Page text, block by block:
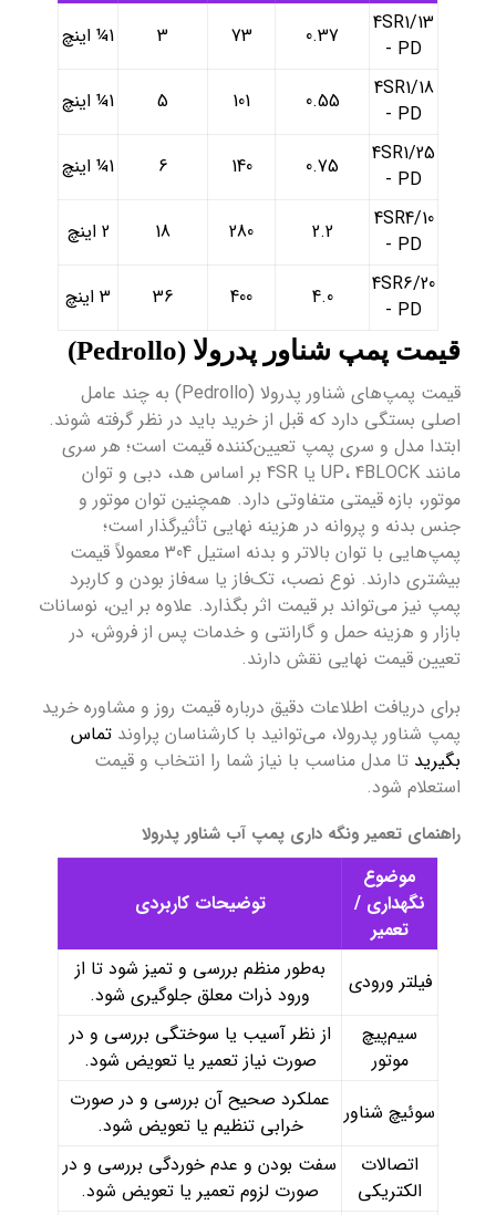
4SR1/13
- PD
0.37
73
3
1¼ اینچ
4SR1/18
- PD
0.55
101
5
1¼ اینچ
4SR1/25
- PD
0.75
140
6
1¼ اینچ
4SR4/10
- PD
2.2
280
18
2 اینچ
4SR6/20
- PD
4.0
400
36 3 اینچ
قیمت پمپ شناور پدرولا (Pedrollo)
قیمت پمپ‌های شناور پدرولا (Pedrollo) به چند عامل
اصلی بستگی دارد که قبل از خرید باید در نظر گرفته شوند.
ابتدا مدل و سری پمپ تعیین‌کننده قیمت است؛ هر سری
مانند UP، 4BLOCK یا 4SR بر اساس هد، دبی و توان
موتور، بازه قیمتی متفاوتی دارد. همچنین توان موتور و
جنس بدنه و پروانه در هزینه نهایی تأثیرگذار است؛
پمپ‌هایی با توان بالاتر و بدنه استیل 304 معمولاً قیمت
بیشتری دارند. نوع نصب، تک‌فاز یا سه‌فاز بودن و کاربرد
پمپ نیز می‌تواند بر قیمت اثر بگذارد. علاوه بر این، نوسانات
بازار و هزینه حمل و گارانتی و خدمات پس از فروش، در
تعیین قیمت نهایی نقش دارند.
برای دریافت اطلاعات دقیق درباره قیمت روز و مشاوره خرید
پمپ شناور پدرولا، می‌توانید با کارشناسان پراوندتماس
بگیرید تا مدل مناسب با نیاز شما را انتخاب و قیمت
استعلام شود.
راهنمای تعمیر ونگه داری پمپ آب شناور پدرولا
موضوع
نگهداری /
تعمیر
توضیحات کاربردی
فیلتر ورودی
به‌طور منظم بررسی و تمیز شود تا از
ورود ذرات معلق جلوگیری شود.
سیم‌پیچ
موتور
از نظر آسیب یا سوختگی بررسی و در
صورت نیاز تعمیر یا تعویض شود.
سوئیچ شناور عملکرد صحیح آن بررسی و در صورت
خرابی تنظیم یا تعویض شود.
اتصالات
الکتریکی
سفت بودن و عدم خوردگی بررسی و در
صورت لزوم تعمیر یا تعویض شود.